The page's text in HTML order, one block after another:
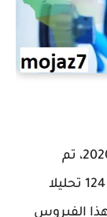
أعلنت وزارة الصحة أنه بتاريخ 23 مارس 2020، تم
تسجيل 25 حالة إصابة جديدة من مجموع 124 تحليلا
الفيروس